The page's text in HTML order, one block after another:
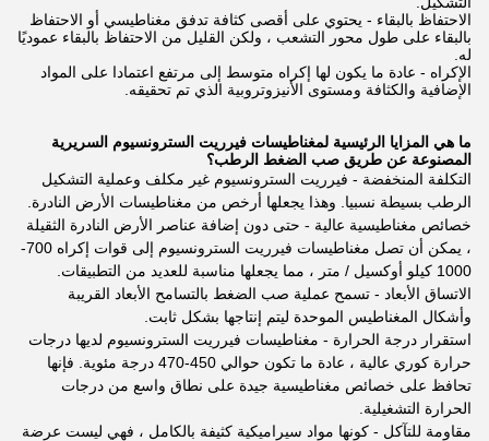
الاحتفاظ بالبقاء - يحتوي على أقصى كثافة تدفق مغناطيسي أو الاحتفاظ
بالبقاء على طول محور التشعب ، ولكن القليل من الاحتفاظ بالبقاء عموديًا
له.
الإكراه - عادة ما يكون لها إكراه متوسط إلى مرتفع اعتمادا على المواد
الإضافية والكثافة ومستوى الأنيزوتروبية الذي تم تحقيقه.
ما هي المزايا الرئيسية لمغناطيسات فيرريت السترونسيوم السريرية
المصنوعة عن طريق صب الضغط الرطب؟
التكلفة المنخفضة - فيرريت السترونسيوم غير مكلف وعملية التشكيل
الرطب بسيطة نسبيا. وهذا يجعلها أرخص من مغناطيسات الأرض النادرة.
خصائص مغناطيسية عالية - حتى دون إضافة عناصر الأرض النادرة الثقيلة
، يمكن أن تصل مغناطيسات فيرريت السترونسيوم إلى قوات إكراه 700-
1000 كيلو أوكسيل / متر ، مما يجعلها مناسبة للعديد من التطبيقات.
الاتساق الأبعاد - تسمح عملية صب الضغط بالتسامح الأبعاد القريبة
وأشكال المغناطيس الموحدة ليتم إنتاجها بشكل ثابت.
استقرار درجة الحرارة - مغناطيسات فيرريت السترونسيوم لديها درجات
حرارة كوري عالية ، عادة ما تكون حوالي 450-470 درجة مئوية. فإنها
تحافظ على خصائص مغناطيسية جيدة على نطاق واسع من درجات
الحرارة التشغيلية.
مقاومة للتآكل - كونها مواد سيراميكية كثيفة بالكامل ، فهي ليست عرضة